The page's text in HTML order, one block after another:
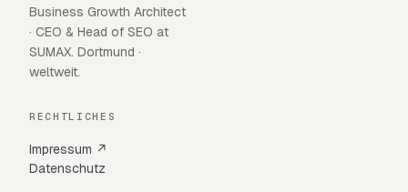
Business Growth Architect
· CEO & Head of SEO at
SUMAX. Dortmund ·
weltweit.
RECHTLICHES
Impressum ↗
Datenschutz